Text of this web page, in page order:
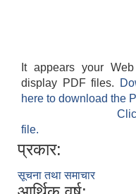
It appears your
display PDF files.
here to download the
file.
प्रकार:
सूचना तथा समाचार